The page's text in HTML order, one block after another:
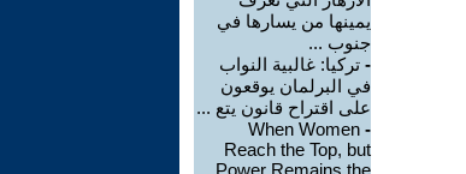
يمينها من يسارها في
جنوب ...
- تركيا: غالبية النواب
في البرلمان يوقعون
على اقتراح قانون يتع ...
-
When Women
Reach the Top, but
Power Remains the